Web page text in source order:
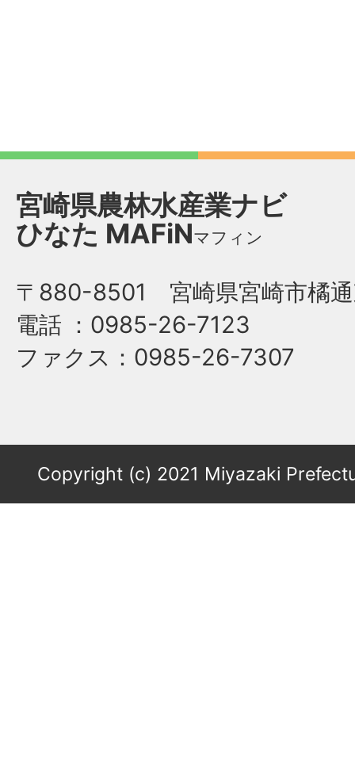
宮崎県農林水産業ナビ
ひなた MAFiNマフィン
〒880-8501 宮崎県宮崎市橘通
電話 ：0985-26-7123
ファクス ：0985-26-7307
Copyright (c) 2021 Miyazaki